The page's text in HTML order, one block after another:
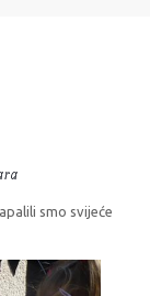
smo svijeće